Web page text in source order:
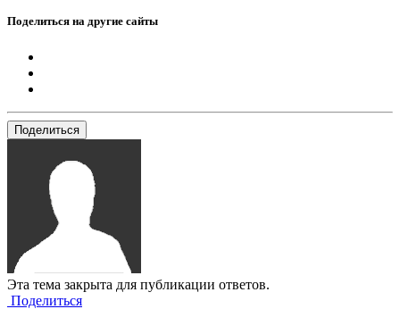
Поделиться на другие сайты
Поделиться
Эта тема закрыта для публикации ответов.
Поделиться